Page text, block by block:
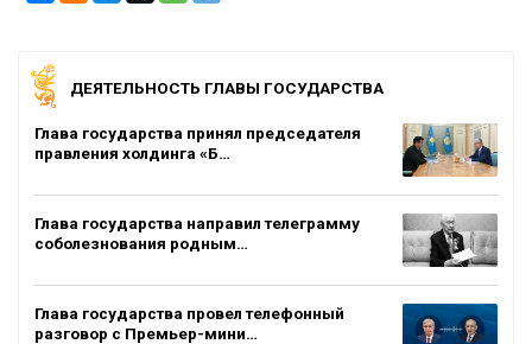
ДЕЯТЕЛЬНОСТЬ ГЛАВЫ ГОСУДАРСТВА
Глава государства принял председателя
правления холдинга «Б…
Глава государства направил телеграмму
соболезнования родным…
Глава государства провел телефонный
разговор с Премьер-мини…